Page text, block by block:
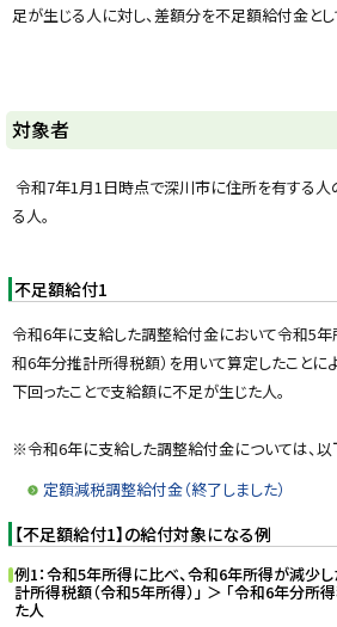
t足が生じる人に対し、差額分を不足額給付金とし
対象者
令和7年1月1日時点で深川市に住所を有する人
る人。
不足額給付1
令和6年に支給した調整給付金において令和5年
和6年分推計所得税額）を用いて算定したことに
下回ったことで支給額に不足が生じた人。
※令和6年に支給した調整給付金については、以
定額減税調整給付金（終了しました）
【不足額給付1】の給付対象になる例
例1：令和5年所得に比べ、令和6年所得が減少し
計所得税額（令和5年所得）」 ＞ 「令和6年分所
た人